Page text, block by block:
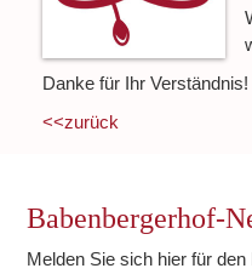
Danke für Ihr Verständnis!
<<zurück
Babenbergerhof-
Melden Sie sich hier für